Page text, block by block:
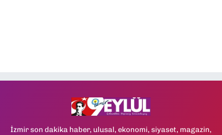
İzmir son dakika haber, ulusal, ekonomi, siyaset, magazin,